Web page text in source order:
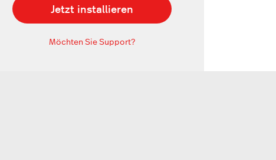
Jetzt installieren
Möchten Sie Support?